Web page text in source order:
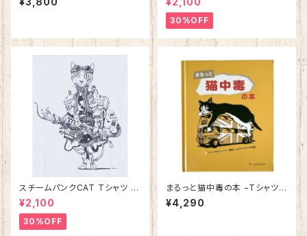
0%
スタッフTシャツ コヨーテ
30%OFF
スチームパンクCAT Tシャツ ホ
ワイト 【Sサイズ Mサイズの
み】 綿100%
¥2,100
30%OFF
まるっと猫中毒の本 −Tシャツが
キャンバス。猫愛たっぷりのイラ
スト作品集−
¥4,290